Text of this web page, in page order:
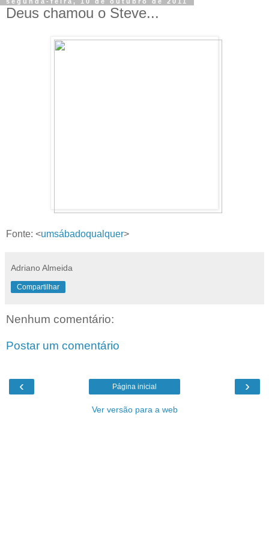
Deus chamou o Steve...
Fonte: <umsábadoqualquer>
Adriano Almeida
Compartilhar
Nenhum comentário:
Postar um comentário
‹ ›
Página inicial
Ver versão para a web